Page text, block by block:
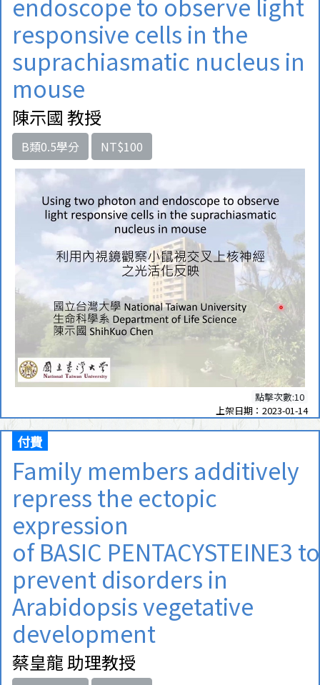
responsive cells in the
suprachiasmatic nucleus in
mouse
陳示國 教授
B類0.5學分 NT$100
點擊次數:10
上架日期：2023-01-14
付費
Family members additively
repress the ectopic
expression
of BASIC PENTACYSTEINE3 to
prevent disorders in
Arabidopsis vegetative
development
蔡皇龍 助理教授